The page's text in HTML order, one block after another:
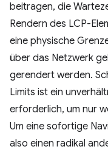
beitragen, die
Rendern des LCP-
eine physische
über das Netzwerk
gerendert werden.
Limits ist ein
erforderlich, um nur
Um eine sofortige
also einen radikal